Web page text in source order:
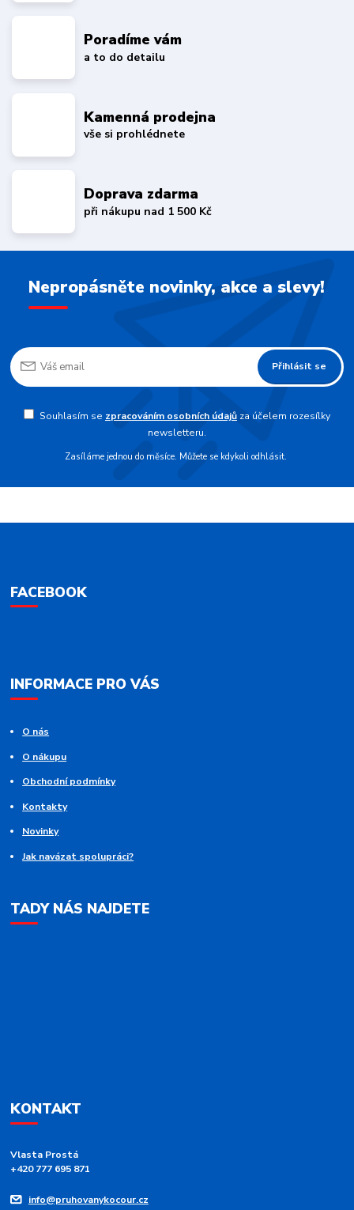
Poradíme vám
a to do detailu
Kamenná prodejna
vše si prohlédnete
Doprava zdarma
při nákupu nad 1 500 Kč
Nepropásněte novinky, akce a slevy!
Přihlásit se
Souhlasím se zpracováním osobních údajůza účelem rozesílky
newsletteru.
Zasíláme jednou do měsíce. Můžete se kdykoli odhlásit.
FACEBOOK
INFORMACE PRO VÁS
O nás
O nákupu
Obchodní podmínky
Kontakty
Novinky
Jak navázat spolupráci?
TADY NÁS NAJDETE
KONTAKT
Vlasta Prostá
+420 777 695 871
info@pruhovanykocour.cz